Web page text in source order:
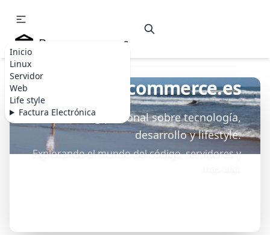
Inicio
Linux
Servidor
Web
Life style
Factura Electrónica
Becommerce.es
Becommerce.es
Blog personal sobre tecnología,
desarrollo y lifestyle.
Explorando el mundo del código, servidores y